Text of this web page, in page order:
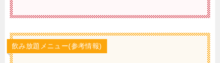
飲み放題メニュー(参考情報)